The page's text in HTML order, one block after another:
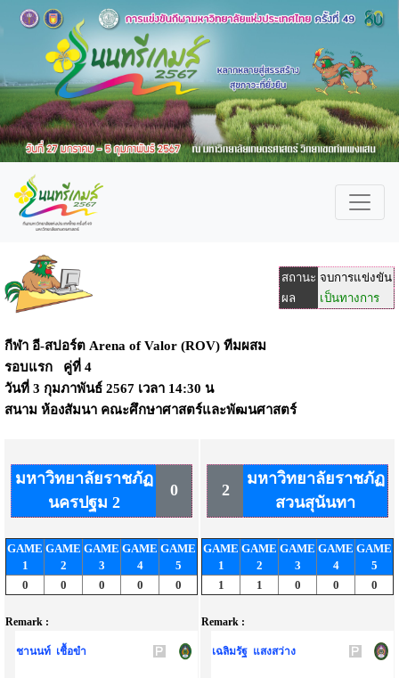
สถานะ จบการแข่งขัน
ผล
เป็นทางการ
กีฬา อี-สปอร์ต Arena of Valor (ROV) ทีมผสม
รอบแรก คู่ที่ 4
วันที่ 3 กุมภาพันธ์ 2567 เวลา 14:30 น
สนาม ห้องสัมนา คณะศึกษาศาสตร์และพัฒนศาสตร์
มหาวิทยาลัยราชภัฏ
นครปฐม 2
0
GAME
1
GAME
2
GAME
3
GAME
4
GAME
5
0
0 0 0 0
Remark :
ชานนท์ เชื้อขำ
2
มหาวิทยาลัยราชภัฏ
สวนสุนันทา
GAME
1
GAME
2
GAME
3
GAME
4
GAME
5
1
1 0 0 0
Remark :
เฉลิมรัฐ แสงสว่าง